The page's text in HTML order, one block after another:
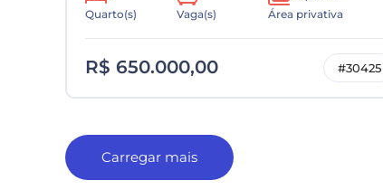
Quarto(s) Vaga(s) Área privativa
R$ 650.000,00 #30425
Carregar mais